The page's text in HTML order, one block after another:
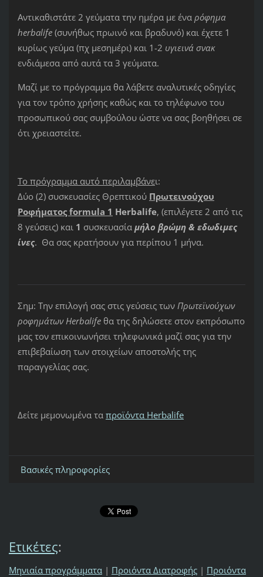
Αντικαθιστάτε 2 γεύματα την ημέρα με ένα ρόφημα
herbalife(συνήθως πρωινό και βραδυνό) και έχετε 1
κυρίως γεύμα (πχ μεσημέρι) και 1-2 υγιεινά σνακ
ενδιάμεσα από αυτά τα 3 γεύματα.
Μαζί με το πρόγραμμα θα λάβετε αναλυτικές οδηγίες
για τον τρόπο χρήσης καθώς και το τηλέφωνο του
προσωπικού σας συμβούλου ώστε να σας βοηθήσει σε
ότι χρειαστείτε.
Το πρόγραμμα αυτό περιλαμβάνει:
Δύο (2) συσκευασίες Θρεπτικού Πρωτεινούχου
Ροφήματος formula 1 Herbalife, (επιλέγετε 2 από τις
8 γεύσεις) και 1 συσκευασία μήλο βρώμη & εδωδιμες
ίνες. Θα σας κρατήσουν για περίπου 1 μήνα.
Σημ: Την επιλογή σας στις γεύσεις των Πρωτεϊνούχων
ροφημάτων Herbalifeθα της δηλώσετε στον εκπρόσωπο
μας τον επικοινωνήσει τηλεφωνικά μαζί σας για την
επιβεβαίωση των στοιχείων αποστολής της
παραγγελίας σας.
Δείτε μεμονωμένα τα προϊόντα Herbalife
Βασικές πληροφορίες
Ετικέτες:
Μηνιαία προγράμματα | Προιόντα Διατροφής | Προιόντα